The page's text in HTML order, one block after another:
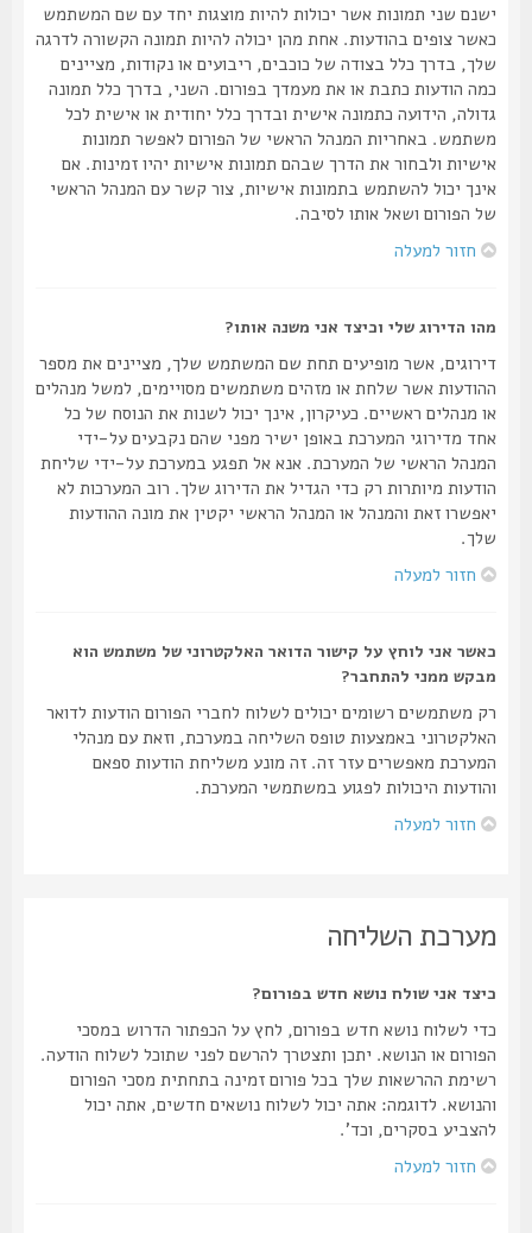
ישנם שני תמונות אשר יכולות להיות מוצגות יחד עם שם המשתמש
כאשר צופים בהודעות. אחת מהן יכולה להיות תמונה הקשורה לדרגה
שלך, בדרך כלל בצודה של כוכבים, ריבועים או נקודות, מציינים
כמה הודעות כתבת או את מעמדך בפורום. השני, בדרך כלל תמונה
גדולה, הידועה כתמונה אישית ובדרך כלל יחודית או אישית לכל
משתמש. באחריות המנהל הראשי של הפורום לאפשר תמונות
אישיות ולבחור את הדרך שבהם תמונות אישיות יהיו זמינות. אם
אינך יכול להשתמש בתמונות אישיות, צור קשר עם המנהל הראשי
של הפורום ושאל אותו לסיבה.
חזור למעלה
מהו הדירוג שלי וכיצד אני משנה אותו?
דירוגים, אשר מופיעים תחת שם המשתמש שלך, מציינים את מספר
ההודעות אשר שלחת או מזהים משתמשים מסויימים, למשל מנהלים
או מנהלים ראשיים. כעיקרון, אינך יכול לשנות את הנוסח של כל
אחד מדירוגי המערכת באופן ישיר מפני שהם נקבעים על-ידי
המנהל הראשי של המערכת. אנא אל תפגע במערכת על-ידי שליחת
הודעות מיותרות רק כדי הגדיל את הדירוג שלך. רוב המערכות לא
יאפשרו זאת והמנהל או המנהל הראשי יקטין את מונה ההודעות
חזור למעלה
כאשר אני לוחץ על קישור הדואר האלקטרוני של משתמש הוא
מבקש ממני להתחבר?
רק משתמשים רשומים יכולים לשלוח לחברי הפורום הודעות לדואר
האלקטרוני באמצעות טופס השליחה במערכת, וזאת עם מנהלי
המערכת מאפשרים עזר זה. זה מונע משליחת הודעות ספאם
והודעות היכולות לפגוע במשתמשי המערכת.
חזור למעלה
מערכת השליחה
כיצד אני שולח נושא חדש בפורום?
כדי לשלוח נושא חדש בפורום, לחץ על הכפתור הדרוש במסכי
הפורום או הנושא. יתכן ותצטרך להרשם לפני שתוכל לשלוח הודעה.
רשימת ההרשאות שלך בכל פורום זמינה בתחתית מסכי הפורום
והנושא. לדוגמה: אתה יכול לשלוח נושאים חדשים, אתה יכול
להצביע בסקרים, וכד'.
חזור למעלה